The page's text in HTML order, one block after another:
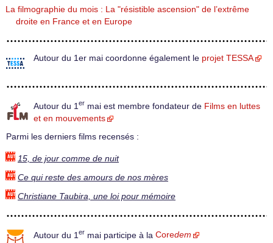
La filmographie du mois : La "résistible ascension" de l’extrême
droite en France et en Europe
Autour du 1er mai coordonne également le projet TESSA
Autour du 1 er mai est membre fondateur de Films en luttes
et en mouvements
Parmi les derniers films recensés :
15, de jour comme de nuit
Ce qui reste des amours de nos mères
Christiane Taubira, une loi pour mémoire
Autour du 1 er mai participe à la Coredem